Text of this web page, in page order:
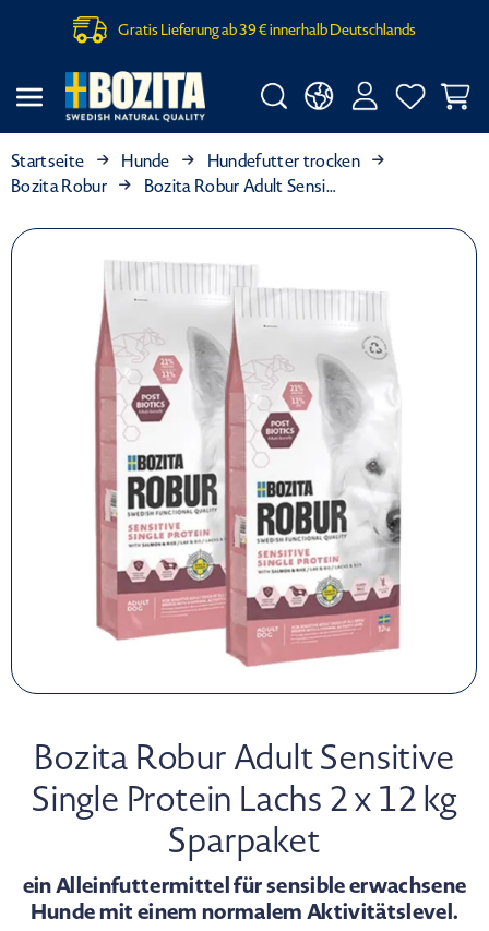
Gratis Lieferung ab 39 € innerhalb Deutschlands
Startseite Hunde
Hundefutter trocken
Bozita Robur
Bozita Robur Adult Sensitive Single Protein Lachs 2 x 12 kg Sparpaket
Bozita Robur Adult Sensitive
Single Protein Lachs 2 x 12 kg
Sparpaket
ein Alleinfuttermittel für sensible erwachsene
Hunde mit einem normalem Aktivitätslevel.